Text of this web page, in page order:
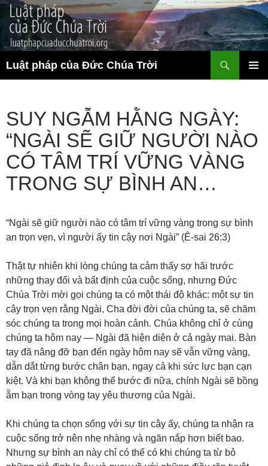
Chuyển
đến
nội
dung
Luật pháp của Đức Chúa Trời
kiếm
SUY NGẪM HẰNG NGÀY:
“NGÀI SẼ GIỮ NGƯỜI NÀO
CÓ TÂM TRÍ VỮNG VÀNG
TRONG SỰ BÌNH AN…
“Ngài sẽ giữ người nào có tâm trí vững vàng trong sự bình
an trọn vẹn, vì người ấy tin cậy nơi Ngài” (Ê-sai 26:3)
Thật tự nhiên khi lòng chúng ta cảm thấy sợ hãi trước
những thay đổi và bất định của cuộc sống, nhưng Đức
Chúa Trời mời gọi chúng ta có một thái độ khác: một sự tin
cậy trọn vẹn rằng Ngài, Cha đời đời của chúng ta, sẽ chăm
sóc chúng ta trong mọi hoàn cảnh. Chúa không chỉ ở cùng
chúng ta hôm nay — Ngài đã hiện diện ở cả ngày mai. Bàn
tay đã nâng đỡ bạn đến ngày hôm nay sẽ vẫn vững vàng,
dẫn dắt từng bước chân bạn, ngay cả khi sức lực bạn cạn
kiệt. Và khi bạn không thể bước đi nữa, chính Ngài sẽ bồng
ẵm bạn trong vòng tay yêu thương của Ngài.
Khi chúng ta chọn sống với sự tin cậy ấy, chúng ta nhận ra
cuộc sống trở nên nhẹ nhàng và ngăn nắp hơn biết bao.
Nhưng sự bình an này chỉ có thể có khi chúng ta từ bỏ